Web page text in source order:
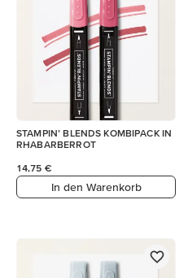
STAMPIN’ BLENDS KOMBIPACK IN
RHABARBERROT
14,75 €
In den Warenkorb